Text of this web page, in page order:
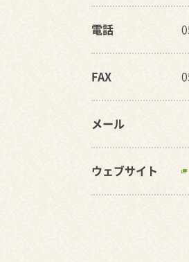
電話
FAX
メール
ウェブサイト